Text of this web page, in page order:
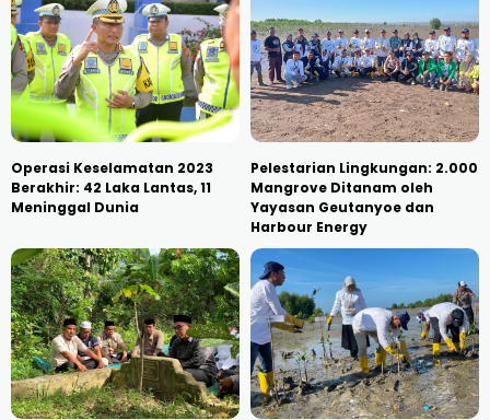
Operasi Keselamatan 2023
Berakhir: 42 Laka Lantas, 11
Meninggal Dunia
Pelestarian Lingkungan: 2.000
Mangrove Ditanam oleh
Yayasan Geutanyoe dan
Harbour Energy